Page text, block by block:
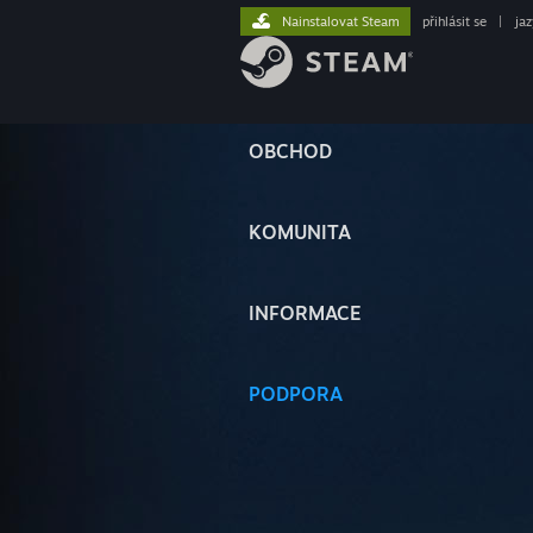
OBCHOD
KOMUNITA
INFORMACE
PODPORA
Nainstalovat Steam přihlásit se